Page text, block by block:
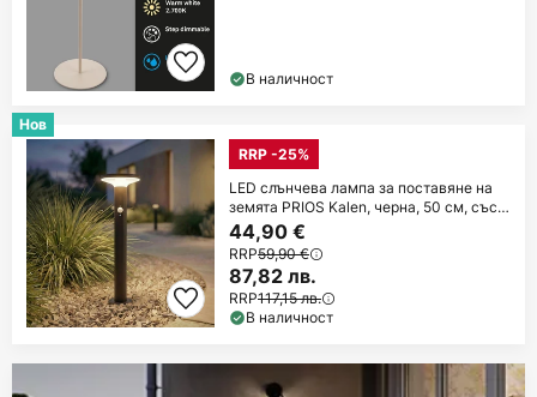
В наличност
Нов
RRP -25%
LED слънчева лампа за поставяне на
земята PRIOS Kalen, черна, 50 см, със
сензор
44,90 €
RRP59,90 €
87,82 лв.
RRP117,15 лв.
В наличност